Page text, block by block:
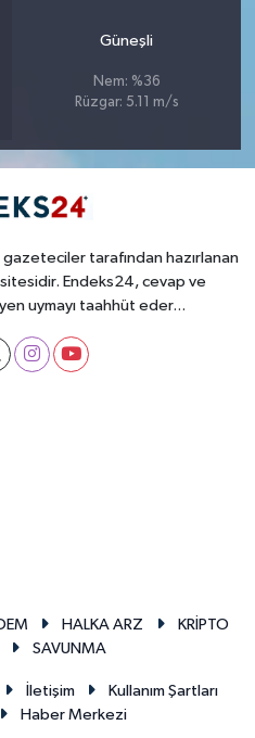
Güneşli
Nem: %36
Rüzgar: 5.11 m/s
gazeteciler tarafından hazırlanan
sitesidir. Endeks24, cevap ve
uymayı taahhüt eder...
HALKA ARZ
KRİPTO
SAVUNMA
İletişim
Kullanım Şartları
Haber Merkezi